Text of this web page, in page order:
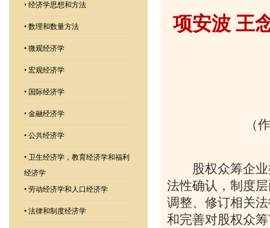
• 经济学思想和方法
• 数理和数量方法
• 微观经济学
• 宏观经济学
• 国际经济学
• 金融经济学
• 公共经济学
• 卫生经济学，教育经济学和福利
经济学
• 劳动经济学和人口经济学
• 法律和制度经济学
项安波 王
（
股权众筹企业
法性确认，制度
调整、修订相关
和完善对股权众